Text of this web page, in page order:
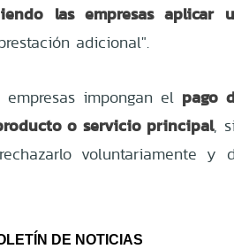
las empresas aplicar
adicional".
impongan el pago
o servicio principal,
voluntariamente y
DE NOTICIAS